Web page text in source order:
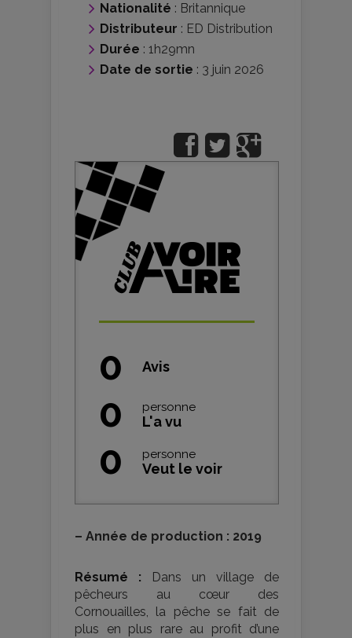
Nationalité : Britannique
Distributeur : ED Distribution
Durée : 1h29mn
Date de sortie : 3 juin 2026
0 Avis
0 personne
L'a vu
0 personne
Veut le voir
– Année de production : 2019
Résumé : Dans un village de
pêcheurs au cœur des
Cornouailles, la pêche se fait de
plus en plus rare au profit d’une